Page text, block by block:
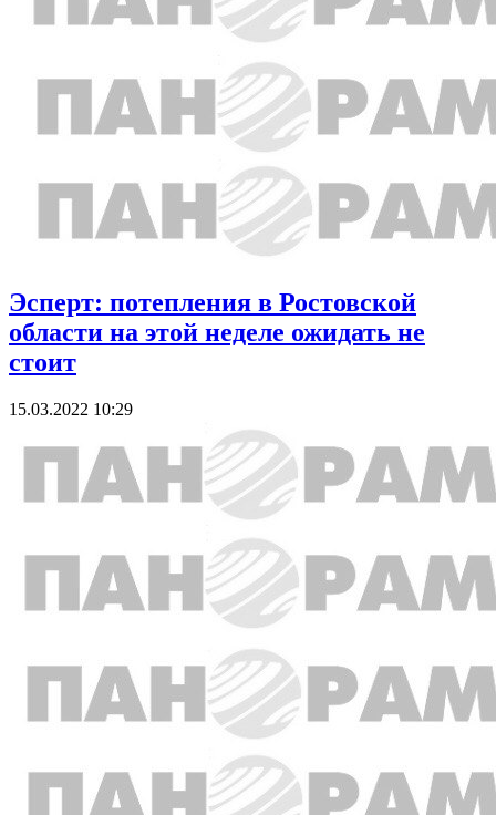
Эсперт: потепления в Ростовской
области на этой неделе ожидать не
стоит
15.03.2022 10:29